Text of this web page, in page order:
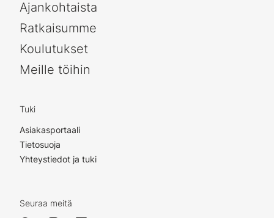
Ajankohtaista
Ratkaisumme
Koulutukset
Meille töihin
Tuki
Asiakasportaali
Tietosuoja
Yhteystiedot ja tuki
Seuraa meitä